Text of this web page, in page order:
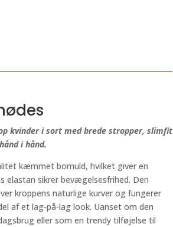
kvinder i sort med brede stropper, slimfit
i hånd.
kæmmet bomuld, hvilket giver en
elastan sikrer bevægelsesfrihed. Den
kroppens naturlige kurver og fungerer
af et lag-på-lag look. Uanset om den
eller som en trendy tilføjelse til